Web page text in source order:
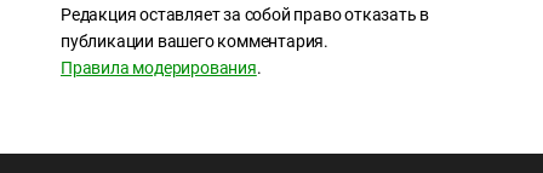
Редакция оставляет за собой право отказать в
публикации вашего комментария.
Правила модерирования.